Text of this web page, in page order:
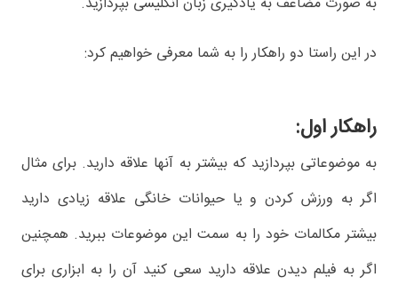
در این راستا دو راهکار را به شما معرفی خواهیم کرد:
راهکار اول:
به موضوعاتی بپردازید که بیشتر به آنها علاقه دارید. برای مثال
اگر به ورزش کردن و یا حیوانات خانگی علاقه زیادی دارید
بیشتر مکالمات خود را به سمت این موضوعات ببرید. همچنین
اگر به فیلم دیدن علاقه دارید سعی کنید آن را به ابزاری برای